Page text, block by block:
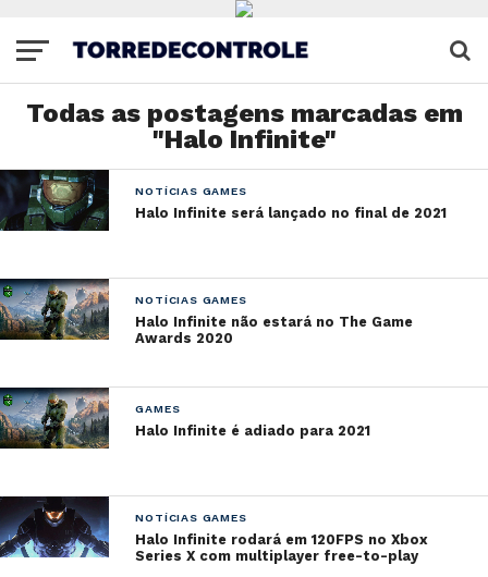
Todas as postagens marcadas em
"Halo Infinite"
NOTÍCIAS GAMES
Halo Infinite será lançado no final de 2021
NOTÍCIAS GAMES
Halo Infinite não estará no The Game
Awards 2020
GAMES
Halo Infinite é adiado para 2021
NOTÍCIAS GAMES
Halo Infinite rodará em 120FPS no Xbox
Series X com multiplayer free-to-play